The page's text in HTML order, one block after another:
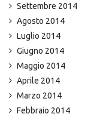
Settembre 2014
Agosto 2014
Luglio 2014
Giugno 2014
Maggio 2014
Aprile 2014
Marzo 2014
Febbraio 2014